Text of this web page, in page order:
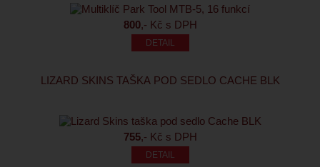
800,- Kč s DPH
LIZARD SKINS TAŠKA POD SEDLO CACHE BLK
755,- Kč s DPH